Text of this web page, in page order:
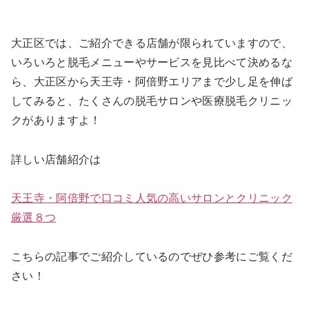
大正区では、ご紹介できる店舗が限られていますので、
いろいろと脱毛メニューやサービスを見比べて決めるな
ら、大正区から天王寺・阿倍野エリアまで少し足を伸ば
してみると、たくさんの脱毛サロンや医療脱毛クリニッ
クがありますよ！
詳しい店舗紹介は
天王寺・阿倍野で口コミ人気の高いサロンとクリニック
厳選８つ
こちらの記事でご紹介しているのでぜひ参考にご覧くだ
さい！